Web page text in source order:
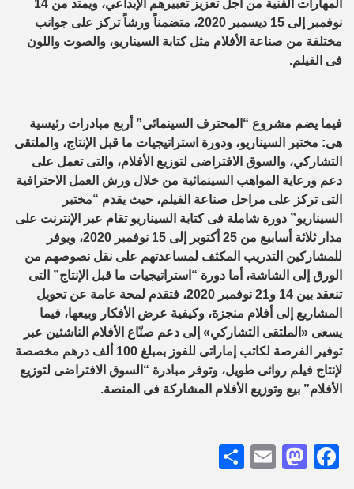
المهارات الفنية من أجل تعزيز تعبيرهم الإبداعي، ويمتد من 14
نوفمبر إلى 15 ديسمبر 2020، متضمناً ورشاً تركز على جوانب
مختلفة من صناعة الأفلام مثل كتابة السيناريو، والصوت واللون
فى الفيلم.
فيما يضم مشروع “المحترف السينمائى” أربع مبادرات رئيسية
هى: مختبر السيناريو، ودورة استراتيجيات ما قبل الإنتاج، والملتقى
التشاركي، والسوق الافتراضى لتوزيع الأفلام، والتى تعمل على
دعم ورعاية المواهب السينمائية من خلال ورش العمل الاحترافية
التى تركز على مراحل صناعة الفيلم، حيث يقدم “مختبر
السيناريو” دورة شاملة فى كتابة السيناريو تقام عبر الإنترنت على
مدار ثلاثة أسابيع من 25 أكتوبر إلى 15 نوفمبر 2020، ويوفر
للمشاركين التدريب المكثف لمساعدتهم على نقل نصوصهم من
الورق إلى الشاشة، أما دورة “استراتيجيات ما قبل الإنتاج” التى
تنعقد بين 14 و21 نوفمبر 2020، فتقدم لمحة عامة عن تحويل
المشاريع إلى أفلام منجزة، وكيفية عرض الأفكار وبيعها، فيما
يسعى «الملتقى التشاركي» إلى دعم صنّاع الأفلام الناشئين عبر
توفير الفرصة لكاتب إماراتى للفوز بمبلغ 100 ألف درهم مخصصة
لإنتاج فيلم روائى طويل، وتوفر مبادرة “السوق الافتراضى لتوزيع
الأفلام” بيع وتوزيع الأفلام المشاركة فى المنصة.
Facebook
Mastodon
Email